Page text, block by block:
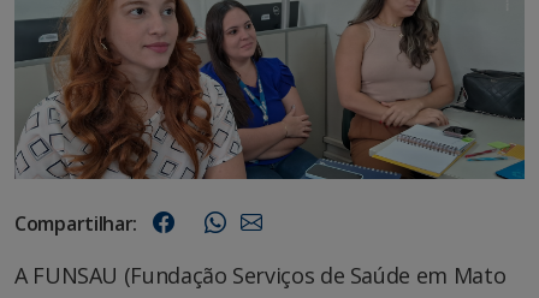
Compartilhar:
A FUNSAU (Fundação Serviços de Saúde em Mato